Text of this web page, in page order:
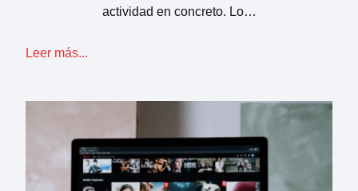
actividad en concreto. Lo…
Leer más...